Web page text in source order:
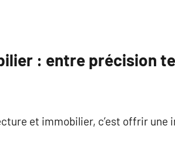
: entre précision
et immobilier, c’est offrir une